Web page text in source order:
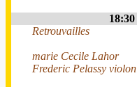
18:30
Retrouvailles
marie Cecile Lahor
Frederic Pelassy violon